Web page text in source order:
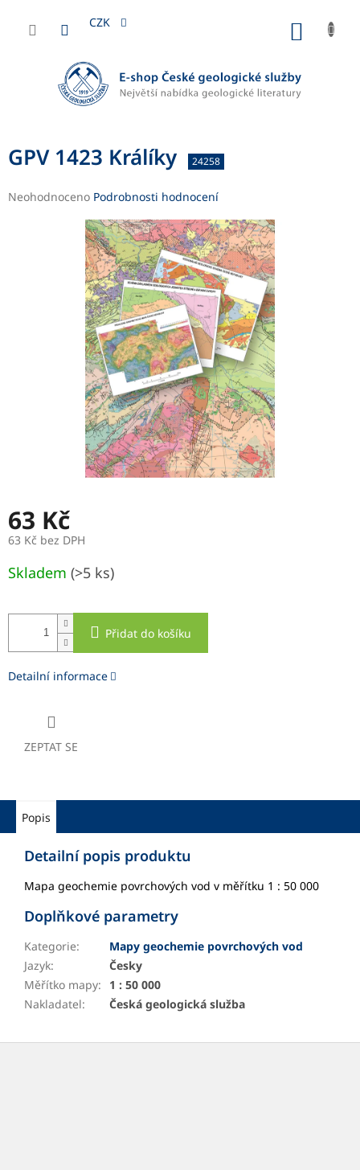
obsah
CZK
GPV 1423 Králíky 24258
Průměrné
Neohodnoceno Podrobnosti hodnocení
63 Kč
63 Kč bez DPH
cena:
Skladem (>5 ks)
Přidat do košíku
Detailní informace
ZEPTAT SE
Popis
Detailní popis produktu
Mapa geochemie povrchových vod v měřítku 1 : 50 000
Doplňkové parametry
Kategorie:
Mapy geochemie povrchových vod
Jazyk:
Česky
Měřítko mapy:
1 : 50 000
Nakladatel: Česká geologická služba
Z